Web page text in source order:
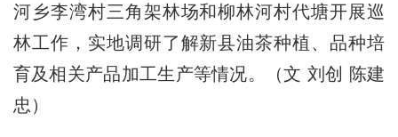
河乡李湾村三角架林场和柳林河村代塘开展巡
林工作，实地调研了解新县油茶种植、品种培
育及相关产品加工生产等情况。（文 刘创 陈建
忠）